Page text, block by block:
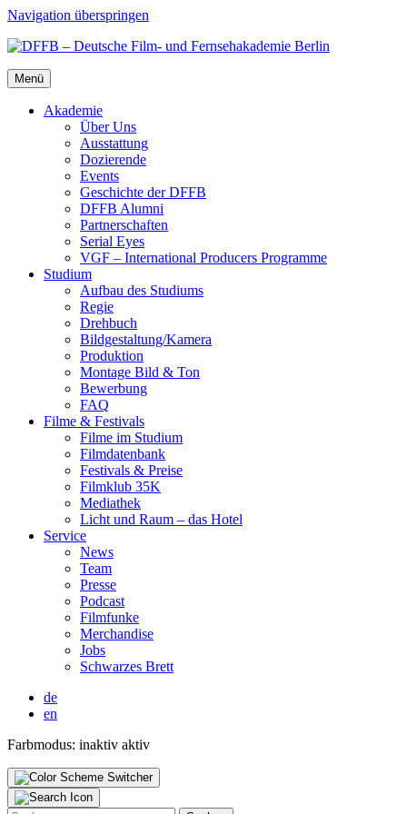
Navigation überspringen
Menü
Aka­de­mie
Über Uns
Aus­stat­tung
Dozie­ren­de
Events
Geschich­te der DFFB
DFFB Alum­ni
Part­ner­schaf­ten
Seri­al Eyes
VGF – Inter­na­tio­nal Pro­du­cers Pro­gram­me
Stu­di­um
Auf­bau des Stu­di­ums
Regie
Dreh­buch
Bildgestaltung/​​Kamera
Pro­duk­ti­on
Mon­ta­ge Bild & Ton
Bewer­bung
FAQ
Fil­me & Fes­ti­vals
Fil­me im Stu­di­um
Film­da­ten­bank
Fes­ti­vals & Prei­se
Film­klub 35K
Media­thek
Licht und Raum – das Hotel
Ser­vice
News
Team
Pres­se
Pod­cast
Film­fun­ke
Mer­chan­di­se
Jobs
Schwar­zes Brett
de
en
Farbmodus: inaktiv aktiv